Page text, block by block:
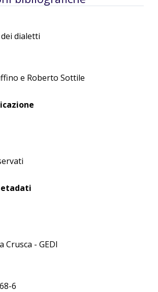
dialetti
e Roberto Sottile
Crusca - GEDI
6